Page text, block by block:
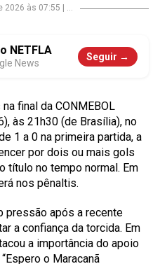
2026 às 07:55 ...
NETFLA
News
Seguir →
final da CONMEBOL
às 21h30 (de Brasília), no
1 a 0 na primeira partida, a
por dois ou mais gols
título no tempo normal. Em
nos pênaltis.
pressão após a recente
a confiança da torcida. Em
a importância do apoio
o Maracanã